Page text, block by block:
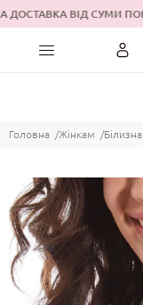
ВІД СУМИ
Головна Жінкам Білизна